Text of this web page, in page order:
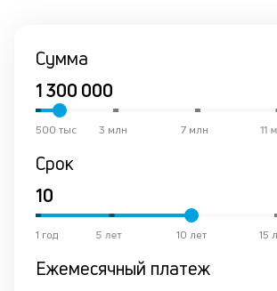
Сумма
11
7 млн
3 млн
500 тыс
Срок
15
10 лет
5 лет
1 год
Ежемесячный платеж